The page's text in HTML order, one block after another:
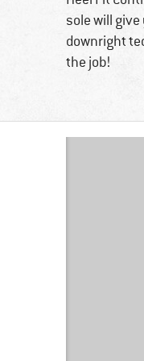
sole will
downright
the job!